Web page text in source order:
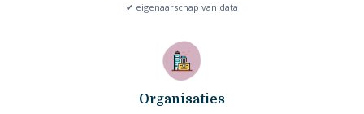
✔ eigenaarschap van data
Organisaties